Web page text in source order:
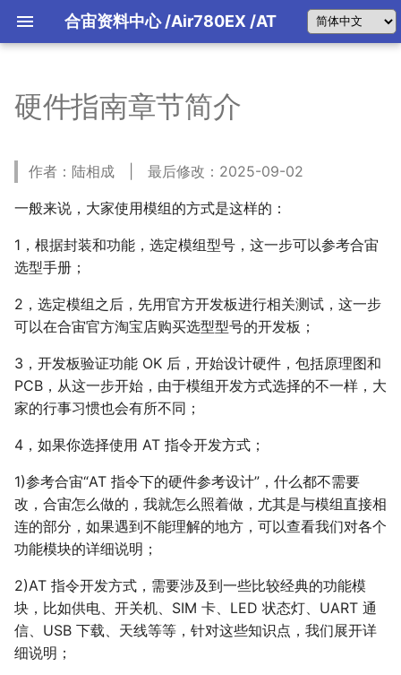
合宙资料中心 /Air780EX /AT
AT指令手册
TCP
HTTP
FTP
NTP
阿里云
ONENET
华为云
文件系统
短消息(SMS)
远程升级(FOTA)
常用状态机
网络状态机
固件版本
第一个入门练习
先做好准备工作
硬件指南章节简介
作者：陆相成 | 最后修改：2025-09-02
一般来说，大家使用模组的方式是这样的：
1，根据封装和功能，选定模组型号，这一步可以参考合宙
选型手册；
2，选定模组之后，先用官方开发板进行相关测试，这一步
可以在合宙官方淘宝店购买选型型号的开发板；
3，开发板验证功能 OK 后，开始设计硬件，包括原理图和
PCB，从这一步开始，由于模组开发方式选择的不一样，大
家的行事习惯也会有所不同；
4，如果你选择使用 AT 指令开发方式；
1)参考合宙“AT 指令下的硬件参考设计”，什么都不需要
改，合宙怎么做的，我就怎么照着做，尤其是与模组直接相
连的部分，如果遇到不能理解的地方，可以查看我们对各个
功能模块的详细说明；
2)AT 指令开发方式，需要涉及到一些比较经典的功能模
块，比如供电、开关机、SIM 卡、LED 状态灯、UART 通
信、USB 下载、天线等等，针对这些知识点，我们展开详
细说明；